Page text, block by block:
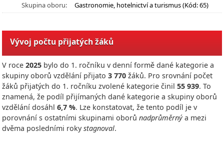
Skupina oboru:
Gastronomie, hotelnictví a turismus (Kód: 65)
Vývoj počtu přijatých žáků
V roce 2025 bylo do 1. ročníku v denní formě dané kategorie a
skupiny oborů vzdělání přijato 3 770 žáků. Pro srovnání počet
žáků přijatých do 1. ročníku zvolené kategorie činil 55 939. To
znamená, že podíl přijímaných dané kategorie a skupiny oborů
vzdělání dosáhl 6,7 %. Lze konstatovat, že tento podíl je v
porovnání s ostatními skupinami oborů nadprůměrnýa mezi
dvěma posledními rokystagnoval.